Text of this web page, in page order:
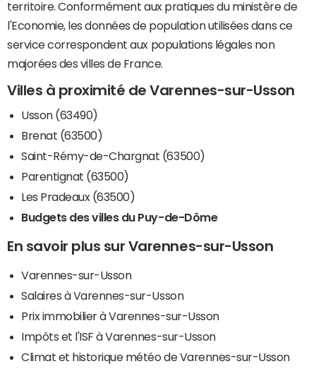
territoire. Conformément aux pratiques du ministère de
l'Economie, les données de population utilisées dans ce
service correspondent aux populations légales non
majorées des villes de France.
Villes à proximité de Varennes-sur-Usson
Usson (63490)
Brenat (63500)
Saint-Rémy-de-Chargnat (63500)
Parentignat (63500)
Les Pradeaux (63500)
Budgets des villes du Puy-de-Dôme
En savoir plus sur Varennes-sur-Usson
Varennes-sur-Usson
Salaires à Varennes-sur-Usson
Prix immobilier à Varennes-sur-Usson
Impôts et l'ISF à Varennes-sur-Usson
Climat et historique météo de Varennes-sur-Usson